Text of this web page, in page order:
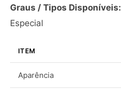
Graus / Tipos Disponíveis:
Especial
ITEM
Aparência